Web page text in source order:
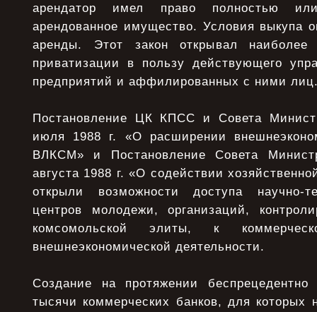
арендатор имел право полностью
арендованное имущество. Условия выкупа
аренды. Этот закон открывал наиболее
приватизации в пользу действующего
предприятий и аффилированных с ними
Постановление ЦК КПСС и Совета
июля 1988 г. «О расширении
ВЛКСМ» и Постановление Совета
августа 1988 г. «О содействии
открыли возможности доступа научно-
центров молодежи, организаций,
комсомольской элиты, к
внешнеэкономической деятельности.
Создание на протяжении беспрецедентно
тысячи коммерческих банков, для которых